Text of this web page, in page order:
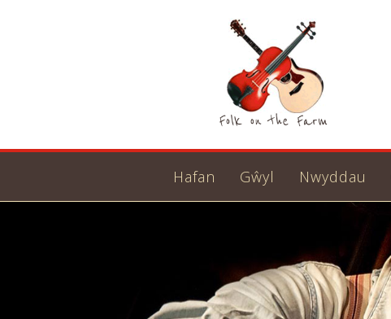
Hafan Gŵyl Nwyddau